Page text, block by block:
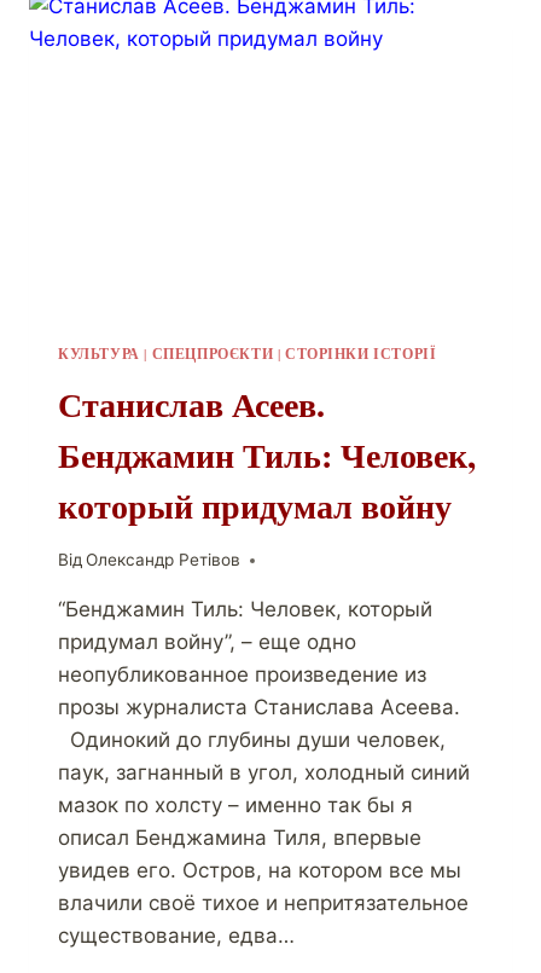
КУЛЬТУРА | СПЕЦПРОЄКТИ | СТОРІНКИ ІСТОРІЇ
Станислав Асеев.
Бенджамин Тиль: Человек,
который придумал войну
ВідОлександр Ретівов
“Бенджамин Тиль: Человек, который
придумал войну”, – еще одно
неопубликованное произведение из
прозы журналиста Станислава Асеева.
Одинокий до глубины души человек,
паук, загнанный в угол, холодный синий
мазок по холсту – именно так бы я
описал Бенджамина Тиля, впервые
увидев его. Остров, на котором все мы
влачили своё тихое и непритязательное
существование, едва…